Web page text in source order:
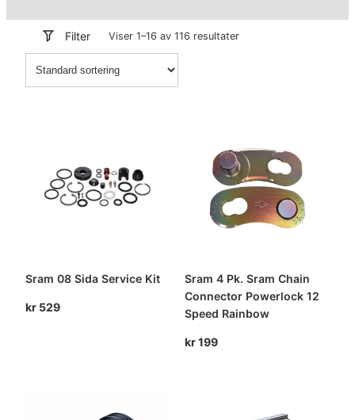
Filter Viser 1–16 av 116 resultater
Sram 08 Sida Service Kit
kr 529
Sram 4 Pk. Sram Chain
Connector Powerlock 12
Speed Rainbow
kr199